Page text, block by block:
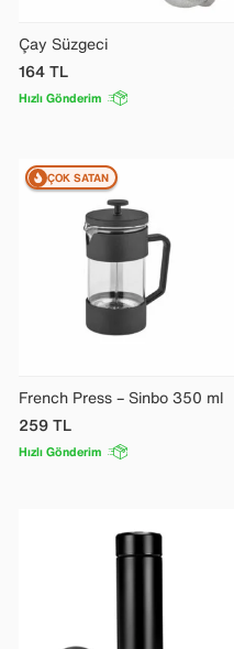
Çay Süzgeci
164TL
Hızlı Gönderim
French Press – Sinbo 350 ml
259TL
ÇOK SATAN
Hızlı Gönderim